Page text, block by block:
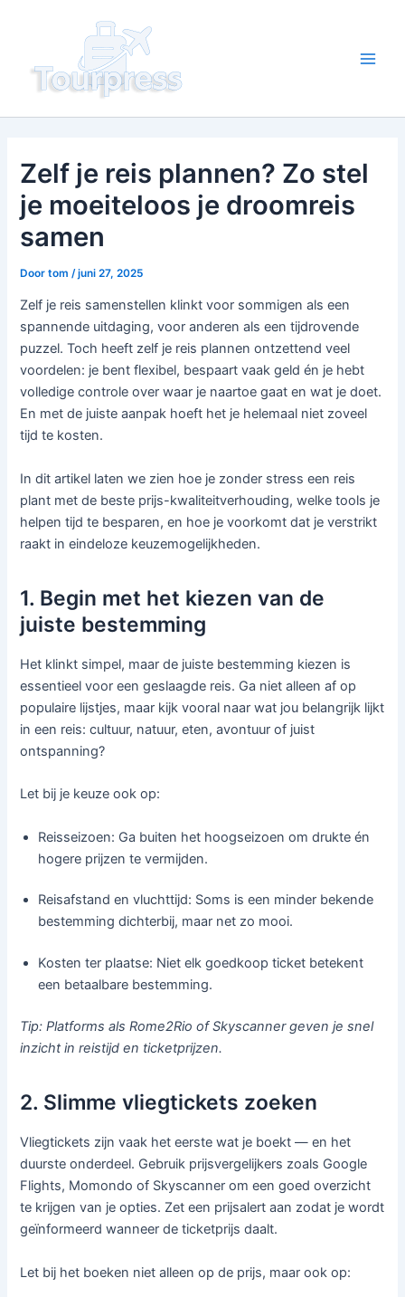
inhoud
Zelf je reis plannen? Zo stel
je moeiteloos je droomreis
samen
Doortom/juni 27, 2025
Zelf je reis samenstellen klinkt voor sommigen als een
spannende uitdaging, voor anderen als een tijdrovende
puzzel. Toch heeft zelf je reis plannen ontzettend veel
voordelen: je bent flexibel, bespaart vaak geld én je hebt
volledige controle over waar je naartoe gaat en wat je doet.
En met de juiste aanpak hoeft het je helemaal niet zoveel
tijd te kosten.
In dit artikel laten we zien hoe je zonder stress een reis
plant met de beste prijs-kwaliteitverhouding, welke tools je
helpen tijd te besparen, en hoe je voorkomt dat je verstrikt
raakt in eindeloze keuzemogelijkheden.
1. Begin met het kiezen van de
juiste bestemming
Het klinkt simpel, maar de juiste bestemming kiezen is
essentieel voor een geslaagde reis. Ga niet alleen af op
populaire lijstjes, maar kijk vooral naar wat jou belangrijk lijkt
in een reis: cultuur, natuur, eten, avontuur of juist
ontspanning?
Let bij je keuze ook op:
Reisseizoen: Ga buiten het hoogseizoen om drukte én
hogere prijzen te vermijden.
Reisafstand en vluchttijd: Soms is een minder bekende
bestemming dichterbij, maar net zo mooi.
Kosten ter plaatse: Niet elk goedkoop ticket betekent
een betaalbare bestemming.
Tip: Platforms als Rome2Rio of Skyscanner geven je snel
inzicht in reistijd en ticketprijzen.
2. Slimme vliegtickets zoeken
Vliegtickets zijn vaak het eerste wat je boekt — en het
duurste onderdeel. Gebruik prijsvergelijkers zoals Google
Flights, Momondo of Skyscanner om een goed overzicht
te krijgen van je opties. Zet een prijsalert aan zodat je wordt
geïnformeerd wanneer de ticketprijs daalt.
Let bij het boeken niet alleen op de prijs, maar ook op: